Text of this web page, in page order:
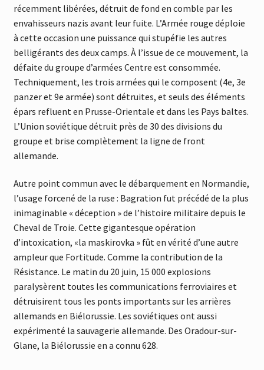
récemment libérées, détruit de fond en comble par les
envahisseurs nazis avant leur fuite. L’Armée rouge déploie
à cette occasion une puissance qui stupéfie les autres
belligérants des deux camps. À l’issue de ce mouvement, la
défaite du groupe d’armées Centre est consommée.
Techniquement, les trois armées qui le composent (4e, 3e
panzer et 9e armée) sont détruites, et seuls des éléments
épars refluent en Prusse-Orientale et dans les Pays baltes.
L’Union soviétique détruit près de 30 des divisions du
groupe et brise complètement la ligne de front
allemande.
Autre point commun avec le débarquement en Normandie,
l’usage forcené de la ruse : Bagration fut précédé de la plus
inimaginable « déception » de l’histoire militaire depuis le
Cheval de Troie. Cette gigantesque opération
d’intoxication, «la maskirovka » fût en vérité d’une autre
ampleur que Fortitude. Comme la contribution de la
Résistance. Le matin du 20 juin, 15 000 explosions
paralysèrent toutes les communications ferroviaires et
détruisirent tous les ponts importants sur les arrières
allemands en Biélorussie. Les soviétiques ont aussi
expérimenté la sauvagerie allemande. Des Oradour-sur-
Glane, la Biélorussie en a connu 628.